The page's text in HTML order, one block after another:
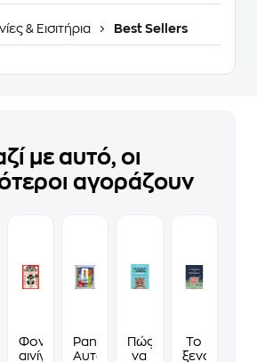
& Εισιτήρια Best Sellers
με αυτό, οι
αγοράζουν
Φονικά
αινίγματα
Panini
Αυτοκόλλητα
Πώς
να
Το
ξενοδοχείο